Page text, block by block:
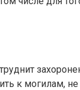
к могилам, не